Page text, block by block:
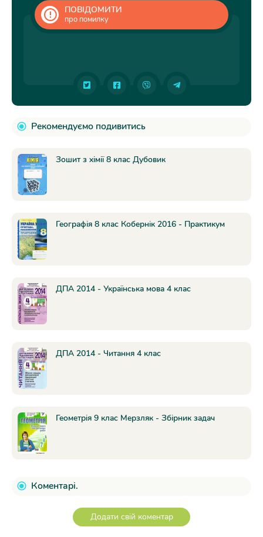
ПОВІДОМИТИ
про помилку
Рекомендуємо подивитись
Зошит з хімії 8 клас Дубовик
Географія 8 клас Кобернік 2016 - Практикум
ДПА 2014 - Українська мова 4 клас
ДПА 2014 - Читання 4 клас
Геометрія 9 клас Мерзляк - Збірник задач
Коментарі.
Додати свій коментар